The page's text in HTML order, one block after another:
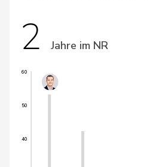
2 Jahre im NR
40
50
60